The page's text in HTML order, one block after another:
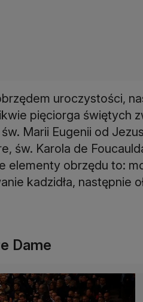
uroczystości,
pięciorga świętych
Marii Eugenii od
św. Karola de
elementy obrzędu to:
kadzidła, następnie
Dame